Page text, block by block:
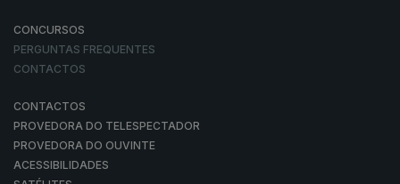
CONCURSOS
PERGUNTAS FREQUENTES
CONTACTOS
CONTACTOS
PROVEDORA DO TELESPECTADOR
PROVEDORA DO OUVINTE
ACESSIBILIDADES